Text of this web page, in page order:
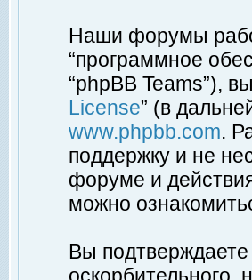
Наши форумы
“программное
“phpBB Teams”),
License” (в
www.phpbb.com.
поддержку и не
форуме и
можно
Вы